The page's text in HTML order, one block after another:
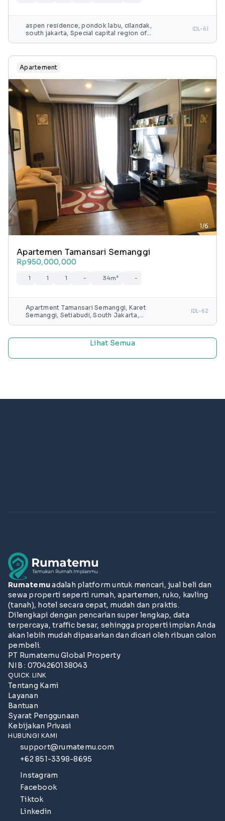
aspen residence, pondok labu, cilandak,
south jakarta, Special capital region of
IDL-61
Apartement
1/6
Apartemen Tamansari Semanggi
Rp950,000,000
1 1 1 - 34m² -
Apartment Tamansari Semanggi, Karet
Semanggi, Setiabudi, South Jakarta,
IDL-62
Lihat Semua
Rumatemuadalah platform untuk mencari, jual beli dan
sewa properti seperti rumah, apartemen, ruko, kavling
(tanah), hotel secara cepat, mudah dan praktis.
Dilengkapi dengan pencarian super lengkap, data
terpercaya, traffic besar, sehingga properti impian Anda
akan lebih mudah dipasarkan dan dicari oleh ribuan calon
pembeli.
PT Rumatemu Global Property
NIB : 0704260138043
QUICK LINK
Tentang Kami
Layanan
Bantuan
Syarat Penggunaan
Kebijakan Privasi
HUBUNGI KAMI
support@rumatemu.com
+62 851-3398-8695
Instagram
Facebook
Tiktok
Linkedin